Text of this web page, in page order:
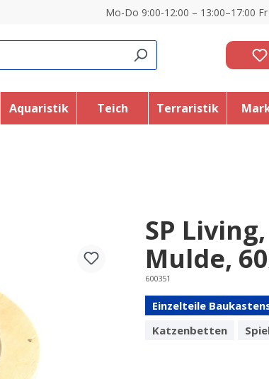
Mo-Do 9:00-12:00 – 13:00–17:00
Aquaristik Teich Terraristik
SP
Mulde,
600351
Einzelteile
Katzenbetten